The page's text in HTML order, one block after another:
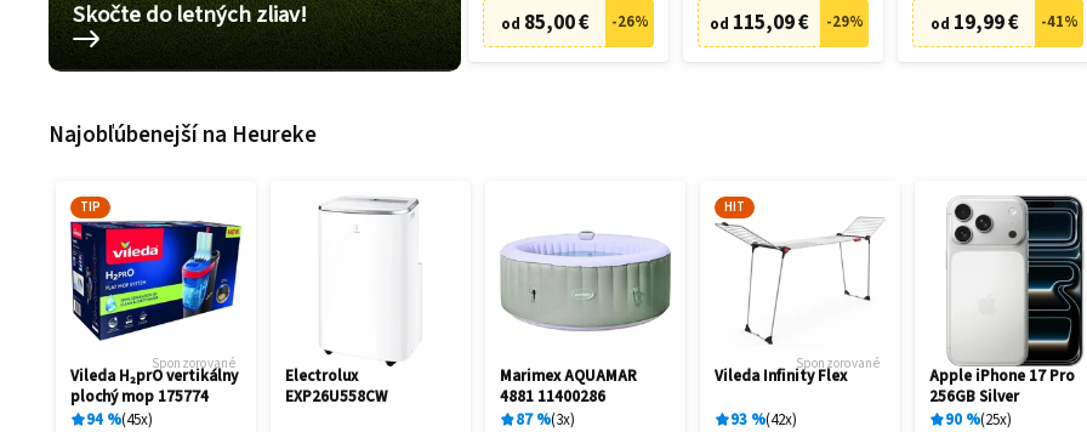
Skočte do letných zliav! od 85,00 € -26% od 115,09 € -29% od 19,99 € -41%
Najobľúbenejší na Heureke
TIP
Sponzorované
Vileda H₂prO vertikálny
plochý mop 175774
94% 45x
Electrolux
EXP26U558CW
Marimex AQUAMAR
4881 11400286
87% 3x
HIT
Sponzorované
Vileda Infinity Flex
93 % 42x
Apple iPhone 17 Pro
256GB Silver
90 % 25x